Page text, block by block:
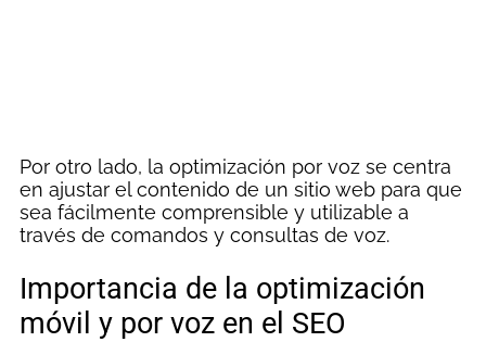
Por otro lado, la optimización por voz se centra
en ajustar el contenido de un sitio web para que
sea fácilmente comprensible y utilizable a
través de comandos y consultas de voz.
Importancia de la optimización
móvil y por voz en el SEO